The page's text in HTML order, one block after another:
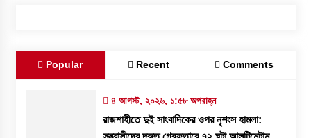
Popular Recent Comments
৪ আগস্ট, ২০২৬, ১:৫৮ অপরাহ্ন
রাজশাহীতে দুই সাংবাদিকের ওপর নৃশংস হামলা: